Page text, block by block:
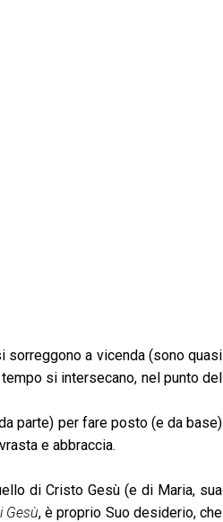
sorreggono a vicenda (sono quasi
tempo si intersecano, nel punto del
parte) per fare posto (e da base)
e abbraccia.
di Cristo Gesù (e di Maria, sua
Gesù, è proprio Suo desiderio, che